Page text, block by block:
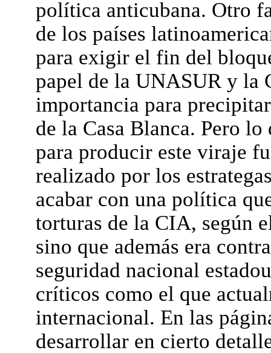
política anticubana. Otro
de los países
para exigir el fin del
papel de la UNASUR y la
importancia para
de la Casa Blanca. Pero
para producir este viraje
realizado por los
acabar con una política
torturas de la CIA, según
sino que además era
seguridad nacional
críticos como el que
internacional. En las
desarrollar en cierto